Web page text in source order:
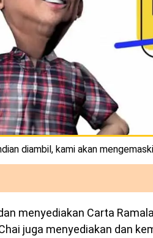
diambil, kami akan
menyediakan Carta
juga menyediakan dan